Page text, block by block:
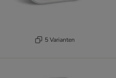
5 Varianten